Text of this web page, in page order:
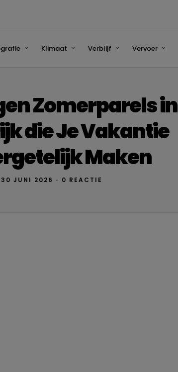
Klimaat Verblijf Vervoer
Zomerparels in
die Je Vakantie
Maken
30 JUNI 2026 • 0 REACTIE